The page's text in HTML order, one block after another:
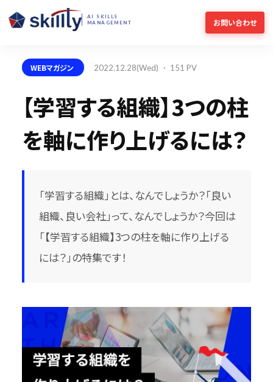
AI SKILLS
MANAGEMENT
お問い合わせ
WEBマガジン 2022.12.28(Wed) ・ 151 PV
【学習する組織】3つの柱
を軸に作り上げるには？
「学習する組織」とは、なんでしょうか？「良い
組織、良い会社」って、なんでしょうか？今回は
「【学習する組織】3つの柱を軸に作り上げる
には？」の特集です！